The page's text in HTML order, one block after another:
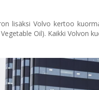
lisäksi Volvo kertoo
Oil). Kaikki Volvon